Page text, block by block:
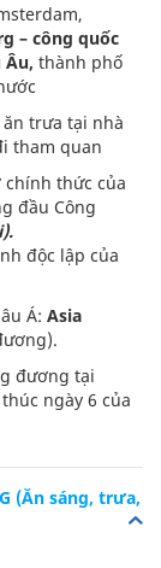
– công quốc
thành phố
ăn trưa tại nhà
tham quan
chính thức của
đầu Công
độc lập của
Á: Asia
đương tại
ngày 6 của
(Ăn sáng, trưa,